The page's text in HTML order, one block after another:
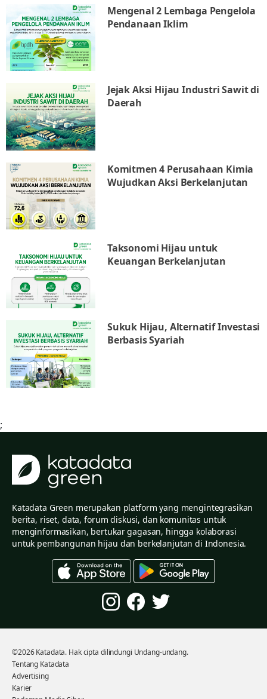
Mengenal 2 Lembaga Pengelola
Pendanaan Iklim
Jejak Aksi Hijau Industri Sawit di
Daerah
Komitmen 4 Perusahaan Kimia
Wujudkan Aksi Berkelanjutan
Taksonomi Hijau untuk
Keuangan Berkelanjutan
Sukuk Hijau, Alternatif Investasi
Berbasis Syariah
;
Katadata Green merupakan platform yang mengintegrasikan
berita, riset, data, forum diskusi, dan komunitas untuk
menginformasikan, bertukar gagasan, hingga kolaborasi
untuk pembangunan hijau dan berkelanjutan di Indonesia.
Tentang Katadata
Advertising
Karier
©2026 Katadata. Hak cipta dilindungi Undang-undang.